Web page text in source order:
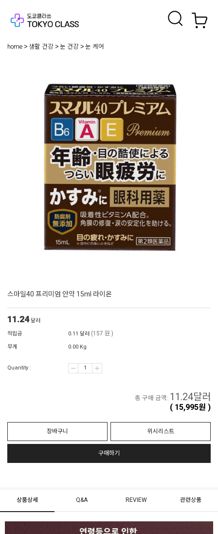
home 생활 건강 눈 건강 눈 케어
스마일40 프리미엄 안약 15ml 라이온
11.24 달러
적립금
0.11 달러 (157 원 )
무게 0.00 Kg
Quantity :
총 구매 금액: 11.24달러
( 15,995원 )
장바구니 위시리스트
구매하기
상품상세 Q&A REVIEW 관련상품